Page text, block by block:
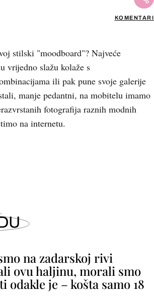
KOMENTARI
stilski "moodboard"? Najveće
vrijedno slažu kolaže s
ili pak pune svoje galerije
manje pedantni, na mobitelu imamo
fotografija raznih modnih
na internetu.
na zadarskoj rivi
ovu haljinu, morali smo
odakle je – košta samo 18